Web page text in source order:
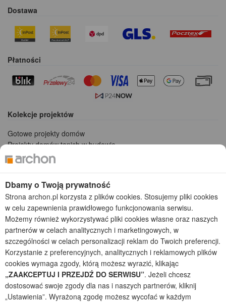
Dostawa
Płatności
Kolekcje projektów
Gotowe projekty domów
Projekty domów tanich w budowie
Projekty domów szeregowych
Projekty małych domów (do 150 m2)
Projekty domów bliźniaczych
Projekty domów nowoczesnych
Projekty domów parterowych
2026 © ARCHON+ Biuro Projektów - Tradycyjne i nowoczesne gotowe
projekty domów - autorska pracownia architektoniczna założona w 1990r.
przez arch. Barbarę Mendel
Z uwagi na ciągłe doskonalenie procesu powstawania projektów (zgodnie z
normą ISO 9001), prezentowane na stronie projekty domów mogą
nieznacznie różnić się od dokumentacji technicznej.
Informujemy, iż w celu optymalizacji treści dostępnych w naszym sklepie,
Dbamy o Twoją prywatność
Strona archon.pl korzysta z plików cookies. Stosujemy pliki cookies
w celu zapewnienia prawidłowego funkcjonowania serwisu.
Możemy również wykorzystywać pliki cookies własne oraz naszych
partnerów w celach analitycznych i marketingowych, w
szczególności w celach personalizacji reklam do Twoich preferencji.
Korzystanie z preferencyjnych, analitycznych i reklamowych plików
cookies wymaga zgody, którą możesz wyrazić, klikając
„ZAAKCEPTUJ I PRZEJDŹ DO SERWISU”. Jeżeli chcesz
dostosować swoje zgody dla nas i naszych partnerów, kliknij
„Ustawienia”. Wyrażoną zgodę możesz wycofać w każdym